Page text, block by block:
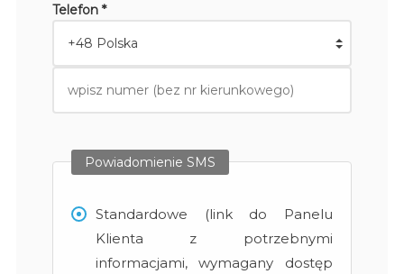
Telefon *
Powiadomienie SMS
Standardowe (link do Panelu
Klienta z potrzebnymi
informacjami, wymagany dostęp